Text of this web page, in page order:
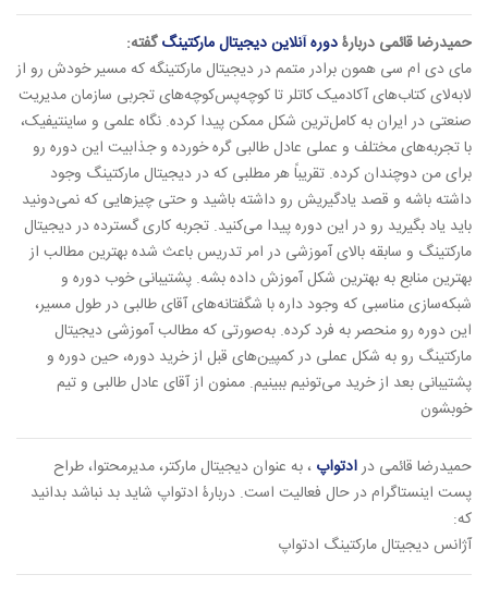
حمیدرضا قائمی دربارۀدوره آنلاین دیجیتال مارکتینگگفته:
مای دی ام سی همون برادر متمم در دیجیتال مارکتینگه که مسیر خودش رو از
لابه‌لای کتاب‌های آکادمیک کاتلر تا کوچه‌پس‌کوچه‌های تجربی سازمان مدیریت
صنعتی در ایران به کامل‌ترین شکل ممکن پیدا کرده. نگاه علمی و ساینتیفیک،
با تجربه‌های مختلف و عملی عادل طالبی گره خورده و جذابیت این دوره رو
برای من دوچندان کرده. تقریباً هر مطلبی که در دیجیتال مارکتینگ وجود
داشته باشه و قصد یادگیریش رو داشته باشید و حتی چیزهایی که نمی‌دونید
باید یاد بگیرید رو در این دوره پیدا می‌کنید. تجربه کاری گسترده در دیجیتال
مارکتینگ و سابقه بالای آموزشی در امر تدریس باعث شده بهترین مطالب از
بهترین منابع به بهترین شکل آموزش داده بشه. پشتیبانی خوب دوره و
شبکه‌سازی مناسبی که وجود داره با شگفتانه‌های آقای طالبی در طول مسیر،
این دوره رو منحصر به فرد کرده. به‌صورتی که مطالب آموزشی دیجیتال
مارکتینگ رو به شکل عملی در کمپین‌های قبل از خرید دوره، حین دوره و
پشتیبانی بعد از خرید می‌تونیم ببینیم. ممنون از آقای عادل طالبی و تیم
خوبشون
حمیدرضا قائمی درادتواپ ، به عنوان دیجیتال مارکتر، مدیرمحتوا، طراح
پست اینستاگرام در حال فعالیت است. دربارۀ ادتواپ شاید بد نباشد بدانید
که:
آژانس دیجیتال مارکتینگ ادتواپ